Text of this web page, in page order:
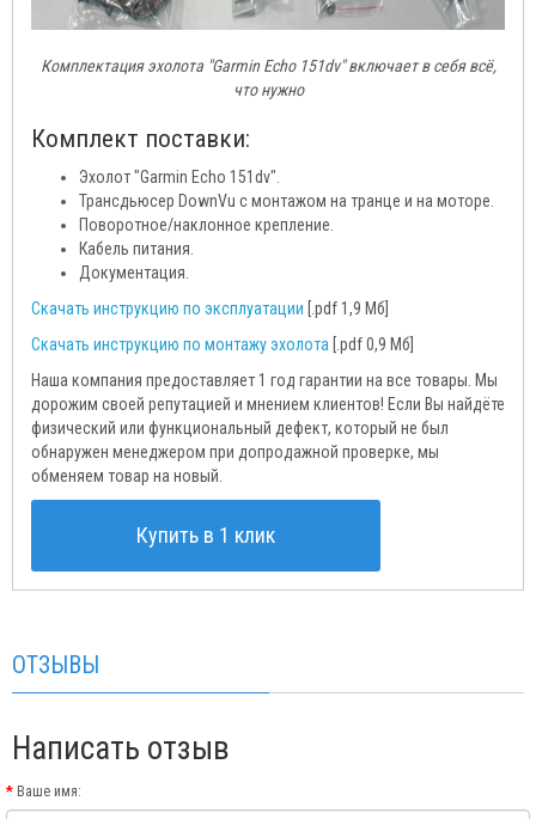
Комплектация эхолота "Garmin Echo 151dv" включает в себя всё,
что нужно
Комплект поставки:
Эхолот "Garmin Echo 151dv".
Трансдьюсер DownVu с монтажом на транце и на моторе.
Поворотное/наклонное крепление.
Кабель питания.
Документация.
Скачать инструкцию по эксплуатации [.pdf 1,9 Мб]
Скачать инструкцию по монтажу эхолота [.pdf 0,9 Мб]
Наша компания предоставляет 1 год гарантии на все товары. Мы
дорожим своей репутацией и мнением клиентов! Если Вы найдёте
физический или функциональный дефект, который не был
обнаружен менеджером при допродажной проверке, мы
обменяем товар на новый.
Купить в 1 клик
ОТЗЫВЫ
Написать отзыв
Ваше имя: